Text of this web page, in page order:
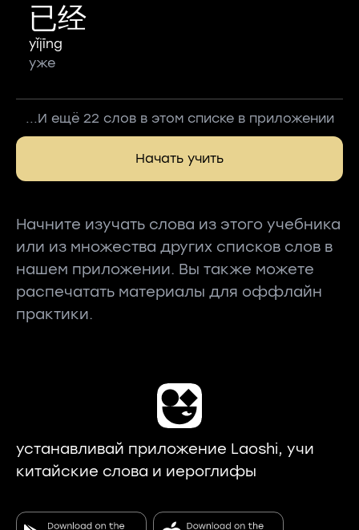
已经
yǐjīng
уже
...И ещё 22 слов в этом списке в приложении
Начать учить
Начните изучать слова из этого учебника
или из множества других списков слов в
нашем приложении. Вы также можете
распечатать материалы для оффлайн
практики.
устанавливай приложение Laoshi, учи
китайские слова и иероглифы